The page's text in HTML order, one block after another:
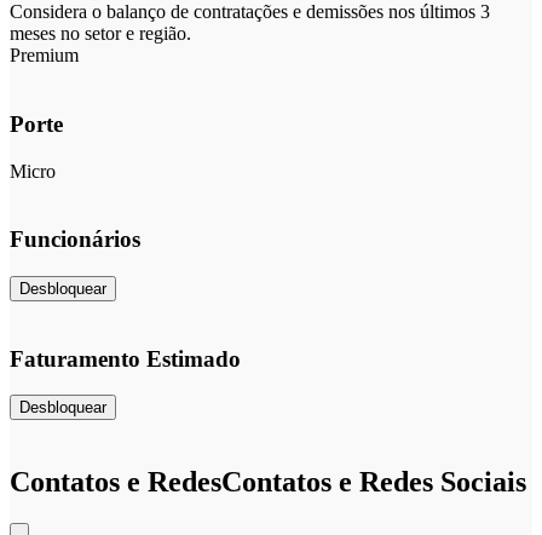
Considera o balanço de contratações e demissões nos últimos 3
meses no setor e região.
Premium
Porte
Micro
Funcionários
Desbloquear
Faturamento Estimado
Desbloquear
Contatos e RedesContatos e Redes Sociais